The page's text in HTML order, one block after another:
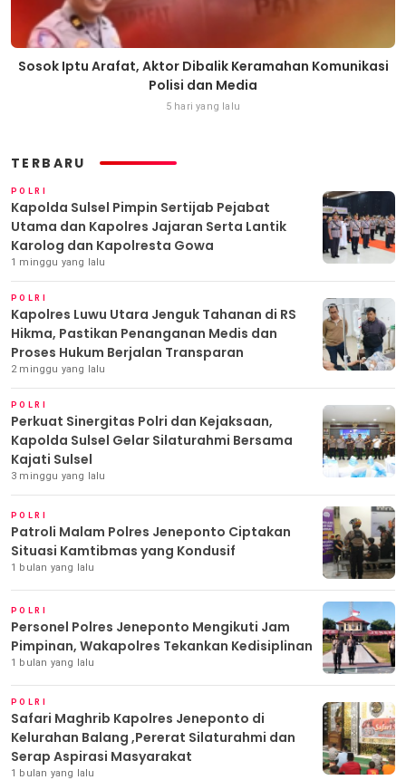
Sosok Iptu Arafat, Aktor Dibalik Keramahan Komunikasi
Polisi dan Media
5 hari yang lalu
TERBARU
POLRI
Kapolda Sulsel Pimpin Sertijab Pejabat
Utama dan Kapolres Jajaran Serta Lantik
Karolog dan Kapolresta Gowa
1 minggu yang lalu
POLRI
Kapolres Luwu Utara Jenguk Tahanan di RS
Hikma, Pastikan Penanganan Medis dan
Proses Hukum Berjalan Transparan
2 minggu yang lalu
POLRI
Perkuat Sinergitas Polri dan Kejaksaan,
Kapolda Sulsel Gelar Silaturahmi Bersama
Kajati Sulsel
3 minggu yang lalu
POLRI
Patroli Malam Polres Jeneponto Ciptakan
Situasi Kamtibmas yang Kondusif
1 bulan yang lalu
POLRI
Personel Polres Jeneponto Mengikuti Jam
Pimpinan, Wakapolres Tekankan Kedisiplinan
1 bulan yang lalu
POLRI
Safari Maghrib Kapolres Jeneponto di
Kelurahan Balang ,Pererat Silaturahmi dan
Serap Aspirasi Masyarakat
1 bulan yang lalu